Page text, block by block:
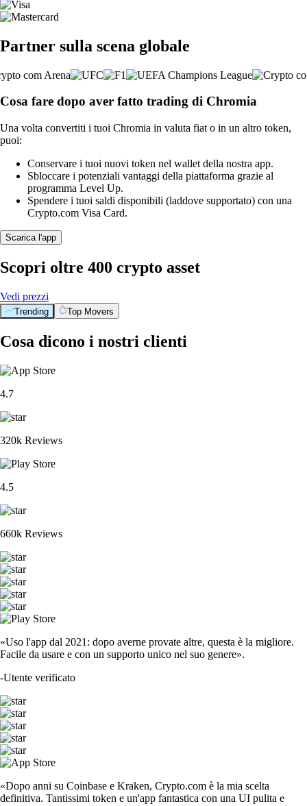
Partner sulla scena globale
Cosa fare dopo aver fatto trading di Chromia
Una volta convertiti i tuoi Chromia in valuta fiat o in un altro token,
puoi:
Conservare i tuoi nuovi token nel wallet della nostra app.
Sbloccare i potenziali vantaggi della piattaforma grazie al
programma Level Up.
Spendere i tuoi saldi disponibili (laddove supportato) con una
Crypto.com Visa Card.
Scarica l'app
Scopri oltre 400 crypto asset
Vedi prezzi
Trending Top Movers
Cosa dicono i nostri clienti
4.7
320k Reviews
4.5
660k Reviews
«Uso l'app dal 2021: dopo averne provate altre, questa è la migliore.
Facile da usare e con un supporto unico nel suo genere».
-Utente verificato
«Dopo anni su Coinbase e Kraken, Crypto.com è la mia scelta
definitiva. Tantissimi token e un'app fantastica con una UI pulita e